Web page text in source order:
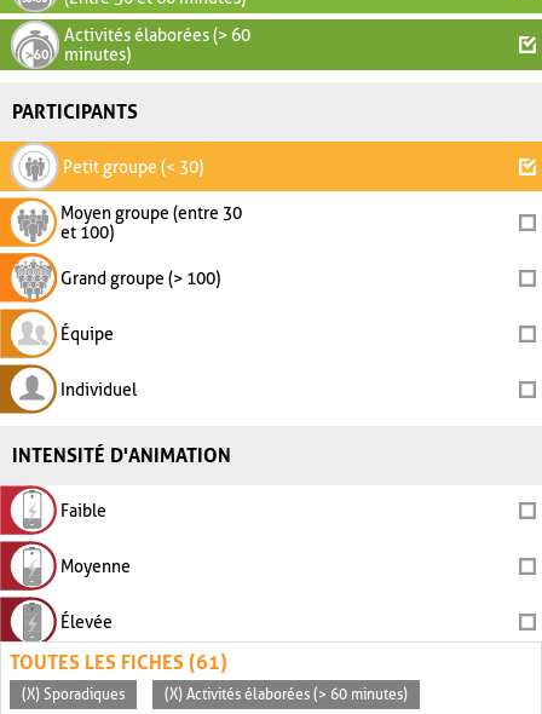
Activités élaborées (> 60
minutes)
PARTICIPANTS
Petit groupe (< 30)
Moyen groupe (entre 30
et 100)
Grand groupe (> 100)
Équipe
Individuel
INTENSITÉ D'ANIMATION
Faible
Moyenne
Élevée
TOUTES LES FICHES (61)
(X) Sporadiques (X) Activités élaborées (> 60 minutes)